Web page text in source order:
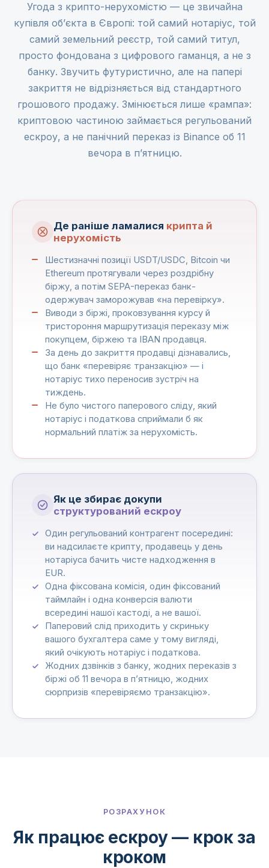
Угода з крипто-нерухомістю — це звичайна
купівля об’єкта в Європі: той самий нотаріус, той
самий земельний реєстр, той самий титул,
просто фондована з цифрового гаманця, а не з
банку. Звучить футуристично, але на папері
закриття не відрізняється від стандартного
грошового продажу. Змінюється лише «рампа»:
криптовою частиною займається регульований
ескроу, а не панічний переказ із Binance об 11
вечора в п’ятницю.
Де раніше ламалися крипта й
нерухомість
Шестизначні позиції USDT/USDC, Bitcoin чи
Ethereum протягували через роздрібну
біржу, а потім SEPA-переказ банк-
одержувач заморожував «на перевірку».
Виводи з біржі, проковзування курсу й
тристороння маршрутизація переказу між
покупцем, біржею та IBAN продавця.
За день до закриття продавці дізнавались,
що банк «перевіряє транзакцію» — і
нотаріус тихо переносив зустріч на
тиждень.
Не було чистого паперового сліду, який
нотаріус і податкова сприймали б як
нормальний платіж за нерухомість.
Як це збирає докупи
структурований ескроу
Один регульований контрагент посередині:
ви надсилаєте крипту, продавець у день
нотаріуса бачить чисте надходження в
EUR.
Одна фіксована комісія, один фіксований
таймлайн і одна конверсія валюти
всередині нашої кастоді, а не вашої.
Паперовий слід приходить у скриньку
вашого бухгалтера саме у тому вигляді,
який очікують нотаріус і податкова.
Жодних дзвінків з банку, жодних переказів з
біржі об 11 вечора в п’ятницю, жодних
сюрпризів «перевіряємо транзакцію».
РОЗРАХУНОК
Як працює ескроу — крок за
кроком